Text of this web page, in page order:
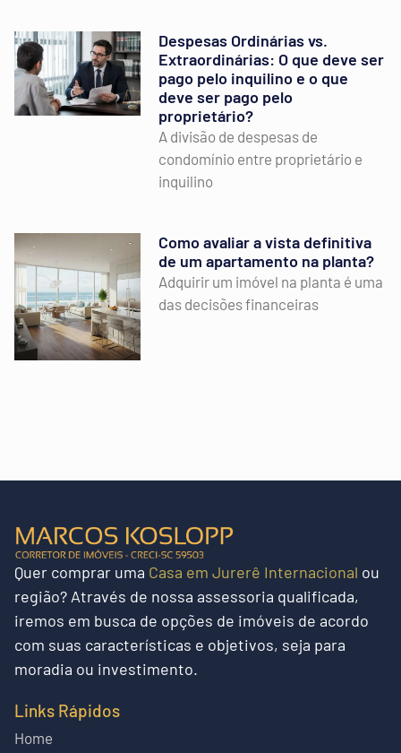
Despesas Ordinárias vs.
Extraordinárias: O que deve ser
pago pelo inquilino e o que
deve ser pago pelo
proprietário?
A divisão de despesas de
condomínio entre proprietário e
inquilino
Como avaliar a vista definitiva
de um apartamento na planta?
Adquirir um imóvel na planta é uma
das decisões financeiras
Quer comprar uma Casa em Jurerê Internacional ou
região? Através de nossa assessoria qualificada,
iremos em busca de opções de imóveis de acordo
com suas características e objetivos, seja para
moradia ou investimento.
Links Rápidos
Home